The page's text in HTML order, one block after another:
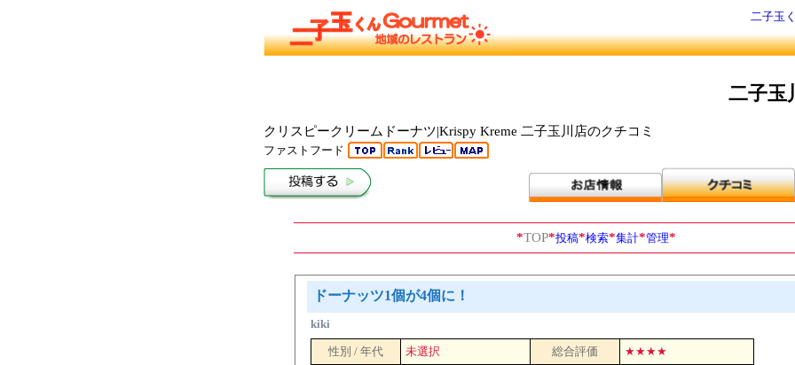
二子玉
二子玉
クリスピークリームドーナツ|Krispy Kreme 二子玉川店のクチコミ
ファストフード
*TOP*投稿*検索*集計*管理*
ドーナッツ1個が4個に！
kiki
性別 / 年代 未選択 総合評価 ★★★★